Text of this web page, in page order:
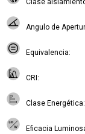
Clase
Angulo de
Equivalencia
CRI
Clase Energética
Eficacia